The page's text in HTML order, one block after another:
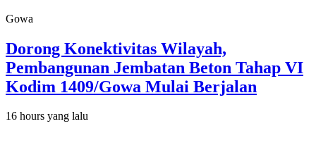
Gowa
Dorong Konektivitas Wilayah,
Pembangunan Jembatan Beton Tahap VI
Kodim 1409/Gowa Mulai Berjalan
16 hours yang lalu